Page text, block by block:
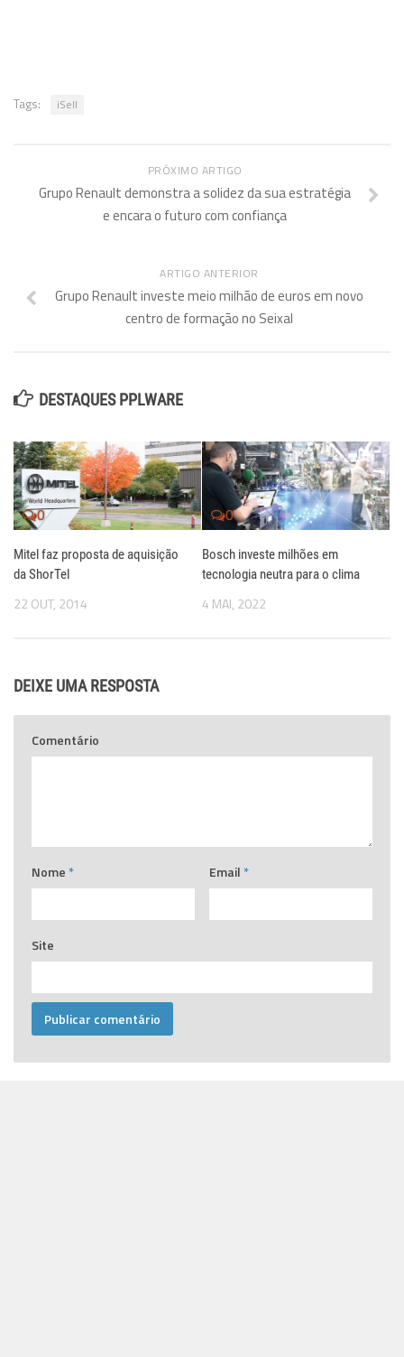
Tags: iSell
PRÓXIMO ARTIGO
Grupo Renault demonstra a solidez da sua estratégia
e encara o futuro com confiança
ARTIGO ANTERIOR
Grupo Renault investe meio milhão de euros em novo
centro de formação no Seixal
DESTAQUES PPLWARE
0
Mitel faz proposta de aquisição
da ShorTel
22 OUT, 2014
0
Bosch investe milhões em
tecnologia neutra para o clima
4 MAI, 2022
DEIXE UMA RESPOSTA
Comentário
Nome * Email *
Site